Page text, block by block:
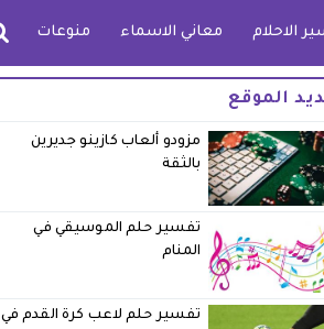
الاحلام معاني الاسماء منوعات
الموقع
مزودو ألعاب كازينو جديرين
بالثقة
تفسير حلم الموسيقي في
المنام
تفسير حلم لاعب كرة القدم في